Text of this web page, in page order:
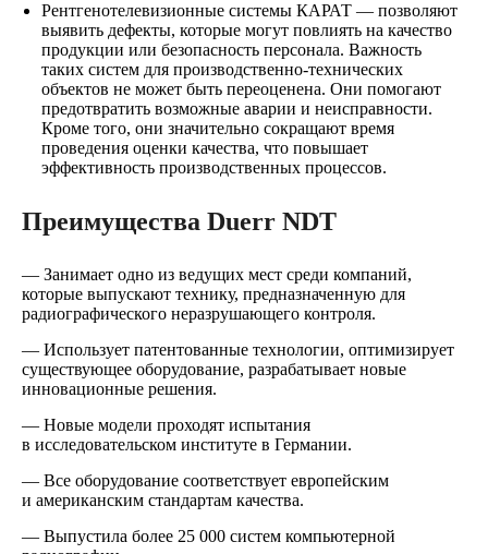
Рентгенотелевизионные системы КАРАТ — позволяют
выявить дефекты, которые могут повлиять на качество
продукции или безопасность персонала. Важность
таких систем для производственно-технических
объектов не может быть переоценена. Они помогают
предотвратить возможные аварии и неисправности.
Кроме того, они значительно сокращают время
проведения оценки качества, что повышает
эффективность производственных процессов.
Преимущества Duerr NDT
— Занимает одно из ведущих мест среди компаний,
которые выпускают технику, предназначенную для
радиографического неразрушающего контроля.
— Использует патентованные технологии, оптимизирует
существующее оборудование, разрабатывает новые
инновационные решения.
— Новые модели проходят испытания
в исследовательском институте в Германии.
— Все оборудование соответствует европейским
и американским стандартам качества.
— Выпустила более 25 000 систем компьютерной